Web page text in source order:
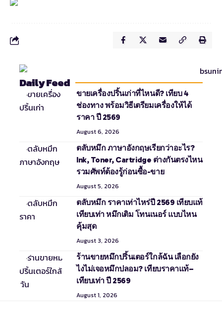
Daily Feed
ขายเครื่องปริ้นเก่าที่ไหนดี? เทียบ 4
ช่องทาง พร้อมวิธีเตรียมเครื่องให้ได้
ราคา ปี 2569
August 6, 2026
ตลับหมึก ภาษาอังกฤษเรียกว่าอะไร?
Ink, Toner, Cartridge ต่างกันตรงไหน
รวมศัพท์ต้องรู้ก่อนซื้อ-ขาย
August 5, 2026
ตลับหมึก ราคาเท่าไหร่ปี 2569 เทียบแท้
เทียบเท่า หมึกเติม โทนเนอร์ แบบไหน
คุ้มสุด
August 3, 2026
ร้านขายหมึกปริ้นเตอร์ใกล้ฉัน เลือกยัง
ไงไม่เจอหมึกปลอม? เทียบราคาแท้–
เทียบเท่า ปี 2569
August 1, 2026